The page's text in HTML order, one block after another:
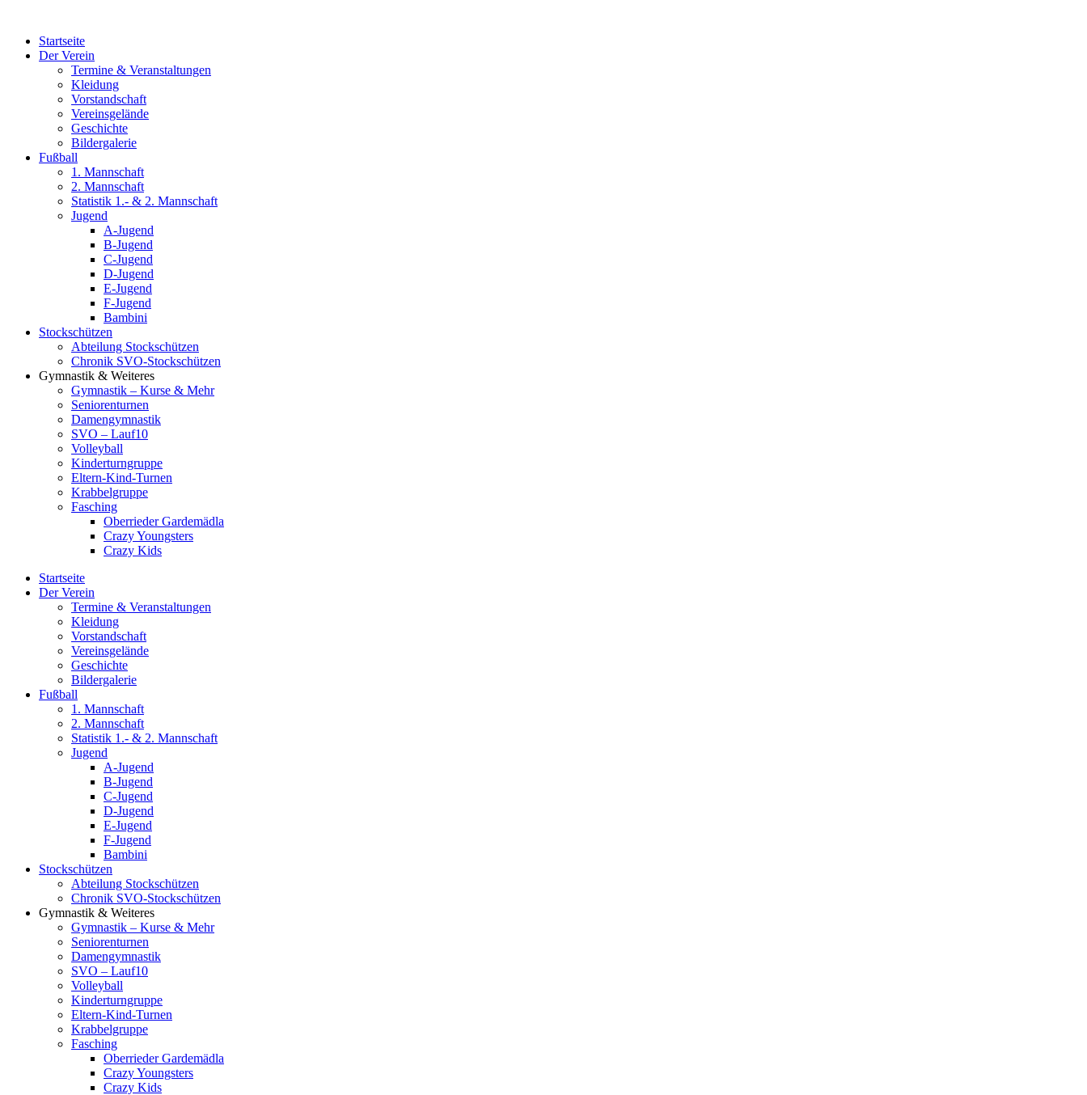
wechselnStartseite
Der Verein
Termine & Veranstaltungen
Kleidung
Vorstandschaft
Vereinsgelände
Geschichte
Bildergalerie
Fußball
1. Mannschaft
2. Mannschaft
Statistik 1.- & 2. Mannschaft
Jugend
A-Jugend
B-Jugend
C-Jugend
D-Jugend
E-Jugend
F-Jugend
Bambini
Stockschützen
Abteilung Stockschützen
Chronik SVO-Stockschützen
Gymnastik & Weiteres
Gymnastik – Kurse & Mehr
Seniorenturnen
Damengymnastik
SVO – Lauf10
Volleyball
Kinderturngruppe
Eltern-Kind-Turnen
Krabbelgruppe
Fasching
Oberrieder Gardemädla
Crazy Youngsters
Crazy Kids
Startseite
Der Verein
Termine & Veranstaltungen
Kleidung
Vorstandschaft
Vereinsgelände
Geschichte
Bildergalerie
Fußball
1. Mannschaft
2. Mannschaft
Statistik 1.- & 2. Mannschaft
Jugend
A-Jugend
B-Jugend
C-Jugend
D-Jugend
E-Jugend
F-Jugend
Bambini
Stockschützen
Abteilung Stockschützen
Chronik SVO-Stockschützen
Gymnastik & Weiteres
Gymnastik – Kurse & Mehr
Seniorenturnen
Damengymnastik
SVO – Lauf10
Volleyball
Kinderturngruppe
Eltern-Kind-Turnen
Krabbelgruppe
Fasching
Oberrieder Gardemädla
Crazy Youngsters
Crazy Kids